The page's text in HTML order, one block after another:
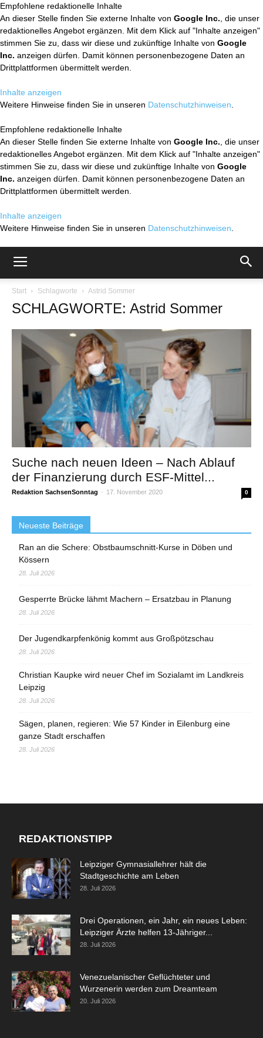
Empfohlene redaktionelle Inhalte
An dieser Stelle finden Sie externe Inhalte von Google Inc. , die unser
redaktionelles Angebot ergänzen. Mit dem Klick auf "Inhalte anzeigen"
stimmen Sie zu, dass wir diese und zukünftige Inhalte von Google
Inc. anzeigen dürfen. Damit können personenbezogene Daten an
Drittplattformen übermittelt werden.
Inhalte anzeigen
Weitere Hinweise finden Sie in unseren Datenschutzhinweisen
Empfohlene redaktionelle Inhalte
An dieser Stelle finden Sie externe Inhalte von Google Inc. , die unser
redaktionelles Angebot ergänzen. Mit dem Klick auf "Inhalte anzeigen"
stimmen Sie zu, dass wir diese und zukünftige Inhalte von Google
Inc. anzeigen dürfen. Damit können personenbezogene Daten an
Drittplattformen übermittelt werden.
Inhalte anzeigen
Weitere Hinweise finden Sie in unseren Datenschutzhinweisen
Start Schlagworte Astrid Sommer
SCHLAGWORTE: Astrid Sommer
Suche nach neuen Ideen – Nach Ablauf
der Finanzierung durch ESF-Mittel...
Redaktion SachsenSonntag - 17. November 2020 0
Neueste Beiträge
Ran an die Schere: Obstbaumschnitt-Kurse in Döben und
Kössern
28. Juli 2026
Gesperrte Brücke lähmt Machern – Ersatzbau in Planung
28. Juli 2026
Der Jugendkarpfenkönig kommt aus Großpötzschau
28. Juli 2026
Christian Kaupke wird neuer Chef im Sozialamt im Landkreis
Leipzig
28. Juli 2026
Sägen, planen, regieren: Wie 57 Kinder in Eilenburg eine
ganze Stadt erschaffen
28. Juli 2026
REDAKTIONSTIPP
Leipziger Gymnasiallehrer hält die
Stadtgeschichte am Leben
28. Juli 2026
Drei Operationen, ein Jahr, ein neues Leben:
Leipziger Ärzte helfen 13-Jähriger...
28. Juli 2026
Venezuelanischer Geflüchteter und
Wurzenerin werden zum Dreamteam
20. Juli 2026